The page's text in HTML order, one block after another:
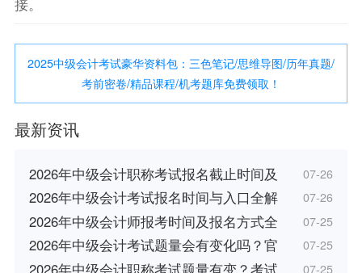
接。
2025中级会计考试豪华资料包：三色笔记/思维导图/历年真题/
考前密卷/精品课程/机考题库免费领取！
最新资讯
2026年中级会计职称考试报名截止时间及 07-26
2026年中级会计考试报名时间与入口全解 07-26
2026年中级会计师报考时间及报名方式全 07-25
2026年中级会计考试题量会有变化吗？官 07-25
2026年中级会计职称考试题量有变？考试 07-25